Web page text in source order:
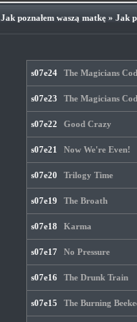
Jak poznałem waszą matkę» Jak
s07e24 The Magicians
s07e23 The Magicians
s07e22 Good Crazy
s07e21 Now We're Even!
s07e20 Trilogy Time
s07e19 The Broath
s07e18 Karma
s07e17 No Pressure
s07e16 The Drunk Train
s07e15 The Burning